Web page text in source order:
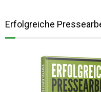
Erfolgreiche